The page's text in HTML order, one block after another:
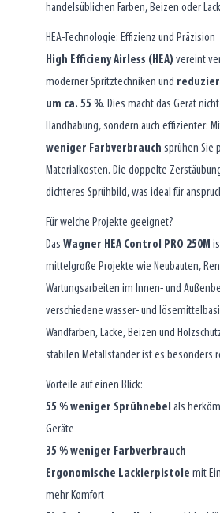
handelsüblichen Farben, Beizen oder
HEA-Technologie: Effizienz und Präzision
High Efficieny Airless (HEA) vereint
moderner Spritztechniken und
um ca. 55 %. Dies macht das Gerät
Handhabung, sondern auch effizienter:
weniger Farbverbrauch sprühen Sie
Materialkosten. Die doppelte
dichteres Sprühbild, was ideal für
Für welche Projekte geeignet?
Das Wagner HEA Control PRO 250M
mittelgroße Projekte wie Neubauten,
Wartungsarbeiten im Innen- und
verschiedene wasser- und
Wandfarben, Lacke, Beizen und
stabilen Metallständer ist es besonders
Vorteile auf einen Blick:
55 % weniger Sprühnebel als
Geräte
35 % weniger Farbverbrauch
Ergonomische Lackierpistole mit
mehr Komfort